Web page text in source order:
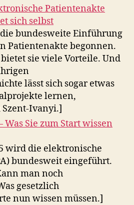
Patientenakte
sich selbst
bundesweite Einführung
Patientenakte begonnen.
sie viele Vorteile. Und
lässt sich sogar etwas
lernen,
Ivanyi.]
Was Sie zum Start wissen
wird die elektronische
bundesweit eingeführt.
man noch
gesetzlich
nun wissen müssen.]